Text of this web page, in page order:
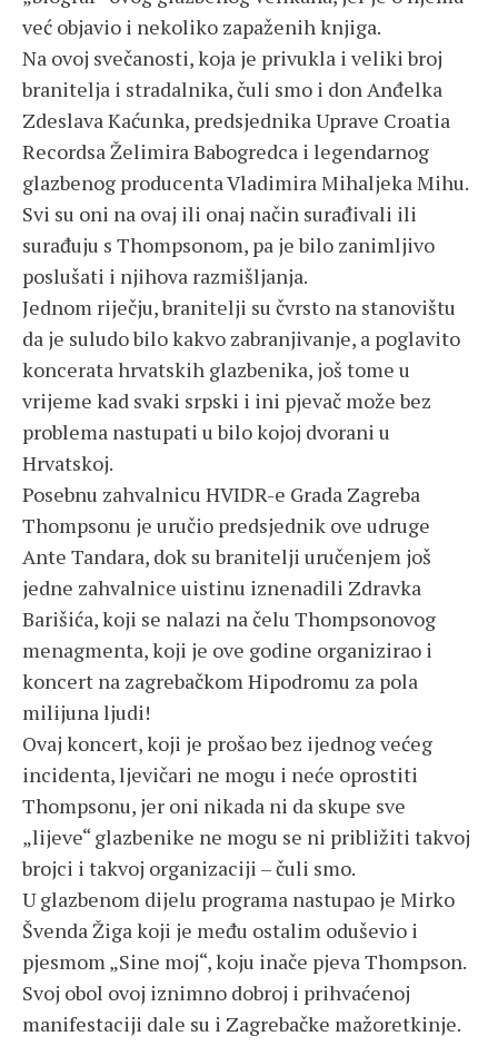
već objavio i nekoliko zapaženih knjiga.
Na ovoj svečanosti, koja je privukla i veliki broj
branitelja i stradalnika, čuli smo i don Anđelka
Zdeslava Kaćunka, predsjednika Uprave Croatia
Recordsa Želimira Babogredca i legendarnog
glazbenog producenta Vladimira Mihaljeka Mihu.
Svi su oni na ovaj ili onaj način surađivali ili
surađuju s Thompsonom, pa je bilo zanimljivo
poslušati i njihova razmišljanja.
Jednom riječju, branitelji su čvrsto na stanovištu
da je suludo bilo kakvo zabranjivanje, a poglavito
koncerata hrvatskih glazbenika, još tome u
vrijeme kad svaki srpski i ini pjevač može bez
problema nastupati u bilo kojoj dvorani u
Hrvatskoj.
Posebnu zahvalnicu HVIDR-e Grada Zagreba
Thompsonu je uručio predsjednik ove udruge
Ante Tandara, dok su branitelji uručenjem još
jedne zahvalnice uistinu iznenadili Zdravka
Barišića, koji se nalazi na čelu Thompsonovog
menagmenta, koji je ove godine organizirao i
koncert na zagrebačkom Hipodromu za pola
milijuna ljudi!
Ovaj koncert, koji je prošao bez ijednog većeg
incidenta, ljevičari ne mogu i neće oprostiti
Thompsonu, jer oni nikada ni da skupe sve
„lijeve“ glazbenike ne mogu se ni približiti takvoj
brojci i takvoj organizaciji – čuli smo.
U glazbenom dijelu programa nastupao je Mirko
Švenda Žiga koji je među ostalim oduševio i
pjesmom „Sine moj“, koju inače pjeva Thompson.
Svoj obol ovoj iznimno dobroj i prihvaćenoj
manifestaciji dale su i Zagrebačke mažoretkinje.